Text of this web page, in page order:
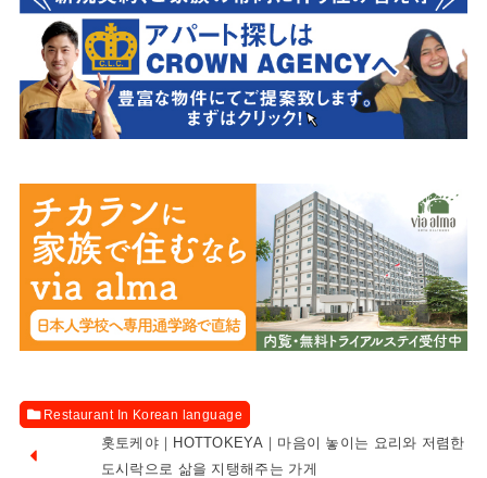
Restaurant In Korean language
홋토케야｜HOTTOKEYA｜마음이 놓이는 요리와 저렴한
도시락으로 삶을 지탱해주는 가게